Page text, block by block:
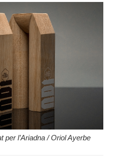
per l’Ariadna / Oriol Ayerbe